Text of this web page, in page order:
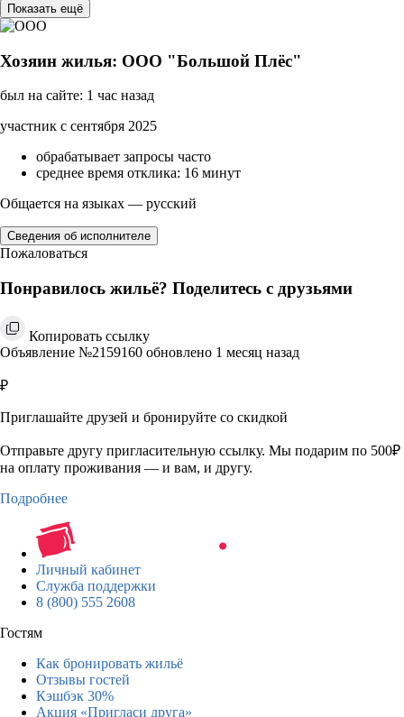
Показать ещё
Хозяин жилья: ООО "Большой Плёс"
был на сайте: 1 час назад
участник с сентября 2025
обрабатывает запросы часто
среднее время отклика: 16 минут
Общается на языках — русский
Сведения об исполнителе
Пожаловаться
Понравилось жильё? Поделитесь с друзьями
Копировать ссылку
Объявление №2159160 обновлено 1 месяц назад
₽
Приглашайте друзей и бронируйте со скидкой
Отправьте другу пригласительную ссылку. Мы подарим по 500₽
на оплату проживания — и вам, и другу.
Подробнее
Личный кабинет
Служба поддержки
8 (800) 555 2608
Гостям
Как бронировать жильё
Отзывы гостей
Кэшбэк 30%
Акция «Пригласи друга»